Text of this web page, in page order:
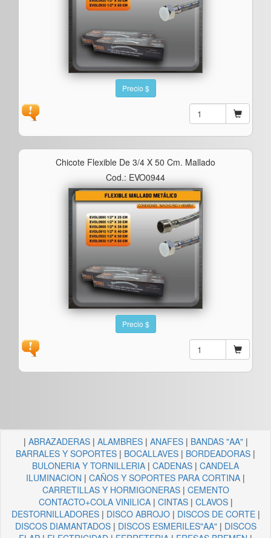
Precio $
Chicote Flexible De 3/4 X 50 Cm. Mallado
Cod.: EVO0944
Precio $
| ABRAZADERAS| ALAMBRES| ANAFES| BANDAS "AA"|
BARRALES Y SOPORTES | BOCALLAVES | BORDEADORAS |
BULONERIA Y TORNILLERIA | CADENAS | CANDELA
ILUMINACION | CAÑOS Y SOPORTES PARA CORTINA |
CARRETILLAS Y HORMIGONERAS| CEMENTO
CONTACTO+COLA VINILICA| CINTAS| CLAVOS|
DESTORNILLADORES| DISCO ABROJO| DISCOS DE CORTE|
DISCOS DIAMANTADOS| DISCOS ESMERILES"AA"| DISCOS